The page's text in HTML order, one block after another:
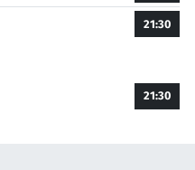
21:30
21:30